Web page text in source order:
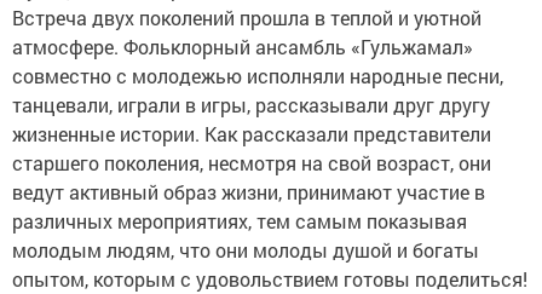
Встреча двух поколений прошла в теплой и уютной
атмосфере. Фольклорный ансамбль «Гульжамал»
совместно с молодежью исполняли народные песни,
танцевали, играли в игры, рассказывали друг другу
жизненные истории. Как рассказали представители
старшего поколения, несмотря на свой возраст, они
ведут активный образ жизни, принимают участие в
различных мероприятиях, тем самым показывая
молодым людям, что они молоды душой и богаты
опытом, которым с удовольствием готовы поделиться!